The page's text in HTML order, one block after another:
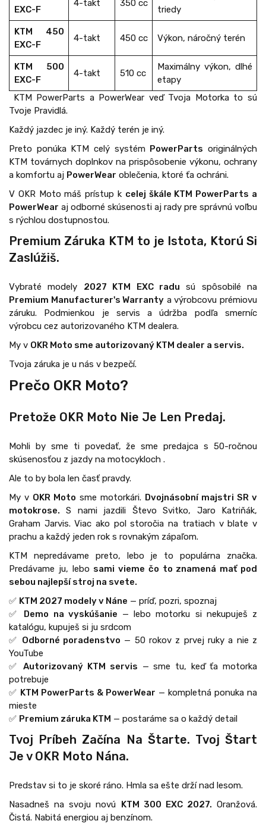
EXC-F
4-takt 350 cc
triedy
KTM 450
EXC-F
4-takt 450 cc Výkon, náročný terén
KTM 500
EXC-F
4-takt 510 cc
Maximálny výkon, dlhé
etapy
KTM PowerParts a PowerWear veď Tvoja Motorka to sú
Tvoje Pravidlá.
Každý jazdec je iný. Každý terén je iný.
Preto ponúka KTM celý systém PowerParts originálných
KTM továrnych doplnkov na prispôsobenie výkonu, ochrany
a komfortu aj PowerWear oblečenia, ktoré ťa ochráni.
V OKR Moto máš prístup k celej škále KTM PowerParts a
PowerWear aj odborné skúsenosti aj rady pre správnú voľbu
s rýchlou dostupnostou.
Premium Záruka KTM to je Istota, Ktorú Si
Zaslúžiš.
Vybraté modely 2027 KTM EXC radu sú spôsobilé na
Premium Manufacturer's Warranty a výrobcovu prémiovu
záruku. Podmienkou je servis a údržba podľa smerníc
výrobcu cez autorizovaného KTM dealera.
My v OKR Moto sme autorizovaný KTM dealer a servis.
Tvoja záruka je u nás v bezpečí.
Prečo OKR Moto?
Pretože OKR Moto Nie Je Len Predaj.
Mohli by sme ti povedať, že sme predajca s 50-ročnou
skúsenosťou z jazdy na motocykloch .
Ale to by bola len časť pravdy.
My v OKR Moto sme motorkári. Dvojnásobní majstri SR v
motokrose. S nami jazdili Števo Svitko, Jaro Katriňák,
Graham Jarvis. Viac ako pol storočia na tratiach v blate v
prachu a každý jeden rok s rovnakým zápaľom.
KTM nepredávame preto, lebo je to populárna značka.
Predávame ju, lebo sami vieme čo to znamená mať pod
sebou najlepší stroj na svete.
✅ KTM 2027 modely v Náne — príď, pozri, spoznaj
✅ Demo na vyskúšanie — lebo motorku si nekupuješ z
katalógu, kupuješ si ju srdcom
✅ Odborné poradenstvo — 50 rokov z prvej ruky a nie z
YouTube
✅Autorizovaný KTM servis — sme tu, keď ťa motorka
potrebuje
✅ KTM PowerParts & PowerWear — kompletná ponuka na
mieste
✅ Premium záruka KTM — postaráme sa o každý detail
Tvoj Príbeh Začína Na Štarte. Tvoj Štart
Je v OKR Moto Nána.
Predstav si to je skoré ráno. Hmla sa ešte drží nad lesom.
Nasadneš na svoju novú KTM 300 EXC 2027. Oranžová.
Čistá. Nabitá energiou aj benzínom.